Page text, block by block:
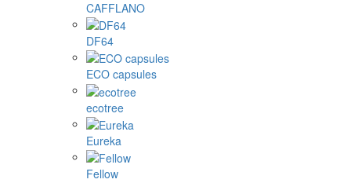
CAFFLANO
DF64
ECO capsules
ecotree
Eureka
Fellow